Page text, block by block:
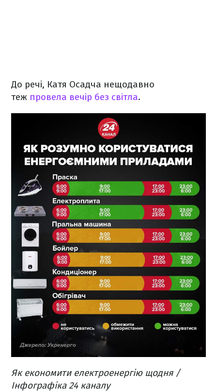
До речі, Катя Осадча нещодавно
теж провела вечір без світла.
Як економити електроенергію щодня /
Інфографіка 24 каналу